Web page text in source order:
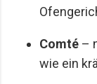
Comté –
wie ein